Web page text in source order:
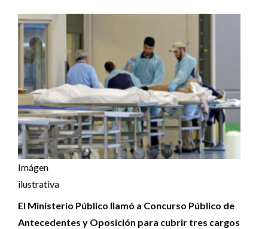
Imágen
ilustrativa
El Ministerio Público llamó a Concurso Público de
Antecedentes y Oposición para cubrir tres cargos